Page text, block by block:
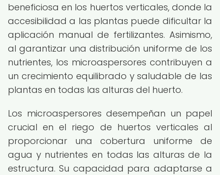
beneficiosa en los huertos verticales, donde la
accesibilidad a las plantas puede dificultar la
aplicación manual de fertilizantes. Asimismo,
al garantizar una distribución uniforme de los
nutrientes, los microaspersores contribuyen a
un crecimiento equilibrado y saludable de las
plantas en todas las alturas del huerto.
Los microaspersores desempeñan un papel
crucial en el riego de huertos verticales al
proporcionar una cobertura uniforme de
agua y nutrientes en todas las alturas de la
estructura. Su capacidad para adaptarse a